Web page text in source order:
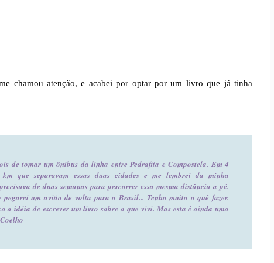
chamou atenção, e acabei por optar por um livro que já tinha
de tomar um ônibus da linha entre Pedrafita e Compostela. Em 4
que separavam essas duas cidades e me lembrei da minha
de duas semanas para percorrer essa mesma distância a pé.
pegarei um avião de volta para o Brasil... Tenho muito o quê fazer.
a idéia de escrever um livro sobre o que vivi. Mas esta é ainda uma